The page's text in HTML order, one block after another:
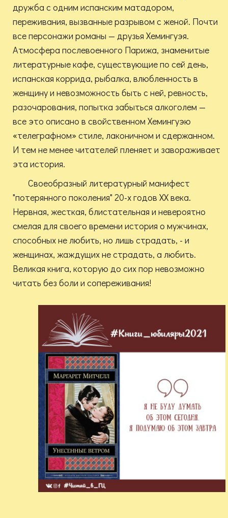
дружба с одним испанским матадором,
переживания, вызванные разрывом с женой. Почти
все персонажи романы — друзья Хемингуэя.
Атмосфера послевоенного Парижа, знаменитые
литературные кафе, существующие по сей день,
испанская коррида, рыбалка, влюбленность в
женщину и невозможность быть с ней, ревность,
разочарования, попытка забыться алкоголем —
все это описано в свойственном Хемингуэю
«телеграфном» стиле, лаконичном и сдержанном.
И тем не менее читателей пленяет и завораживает
эта история.
Своеобразный литературный манифест
"потерянного поколения" 20-х годов XX века.
Нервная, жесткая, блистательная и невероятно
смелая для своего времени история о мужчинах,
способных не любить, но лишь страдать, - и
женщинах, жаждущих не страдать, а любить.
Великая книга, которую до сих пор невозможно
читать без боли и сопереживания!